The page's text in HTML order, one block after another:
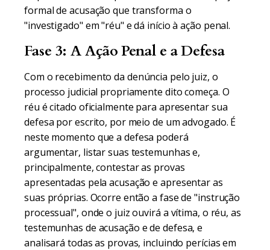
formal de acusação que transforma o
"investigado" em "réu" e dá início à ação penal.
Fase 3: A Ação Penal e a Defesa
Com o recebimento da denúncia pelo juiz, o
processo judicial propriamente dito começa. O
réu é citado oficialmente para apresentar sua
defesa por escrito, por meio de um advogado. É
neste momento que a defesa poderá
argumentar, listar suas testemunhas e,
principalmente, contestar as provas
apresentadas pela acusação e apresentar as
suas próprias. Ocorre então a fase de "instrução
processual", onde o juiz ouvirá a vítima, o réu, as
testemunhas de acusação e de defesa, e
analisará todas as provas, incluindo perícias em